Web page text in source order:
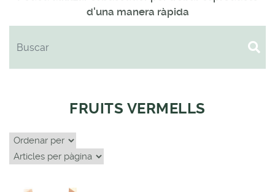
d'una manera ràpida
FRUITS VERMELLS